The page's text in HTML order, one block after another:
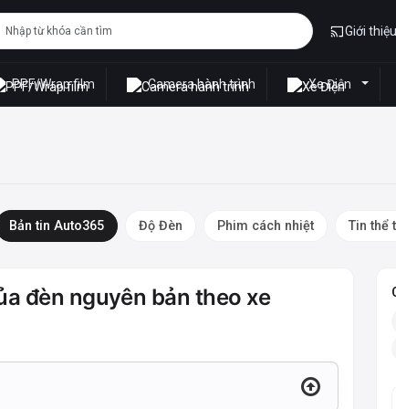
Giới thiệu
PPF/Wrap film Camera hành trình Xe Điện
Bản tin Auto365 Độ Đèn Phim cách nhiệt Tin thể
đèn nguyên bản theo xe